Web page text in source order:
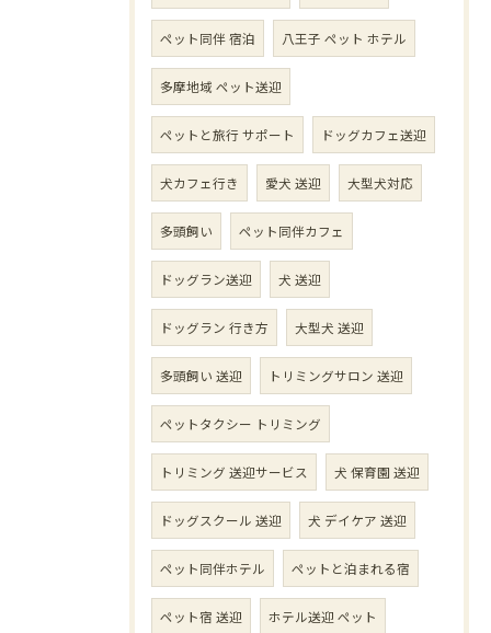
ペット同伴 宿泊 八王子 ペット ホテル
多摩地域 ペット送迎
ペットと旅行 サポート ドッグカフェ送迎
犬カフェ行き 愛犬 送迎 大型犬対応
多頭飼い ペット同伴カフェ
ドッグラン送迎 犬 送迎
ドッグラン 行き方 大型犬 送迎
多頭飼い 送迎 トリミングサロン 送迎
ペットタクシー トリミング
トリミング 送迎サービス 犬 保育園 送迎
ドッグスクール 送迎 犬 デイケア 送迎
ペット同伴ホテル ペットと泊まれる宿
ペット宿 送迎 ホテル送迎 ペット